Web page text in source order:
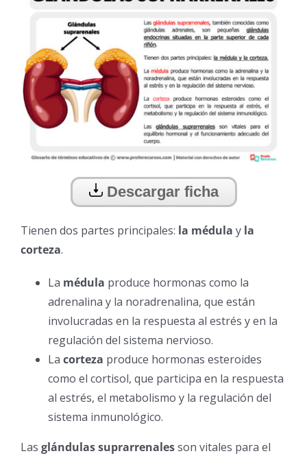
Descargar ficha
Tienen dos partes principales: la médula y la
corteza.
La médula produce hormonas como la
adrenalina y la noradrenalina, que están
involucradas en la respuesta al estrés y en la
regulación del sistema nervioso.
La corteza produce hormonas esteroides
como el cortisol, que participa en la respuesta
al estrés, el metabolismo y la regulación del
sistema inmunológico.
Las glándulas suprarrenalesson vitales para el